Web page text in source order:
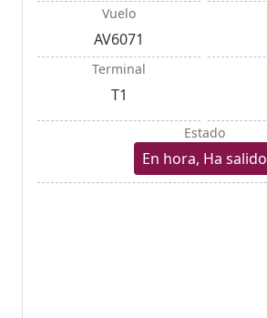
Vuelo
AV6071
Terminal
T1
Estado
En hora, Ha salido